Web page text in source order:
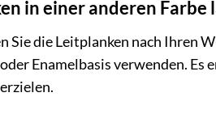
in einer anderen Farbe
Sie die Leitplanken nach Ihren
Enamelbasis verwenden. Es